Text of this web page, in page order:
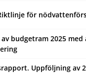
för
av budgetram 2025 med
Uppföljning av